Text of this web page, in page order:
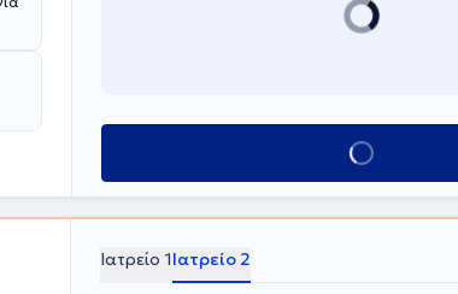
Κλείσε ραντεβού
Ιατρείο 1Ιατρείο 2